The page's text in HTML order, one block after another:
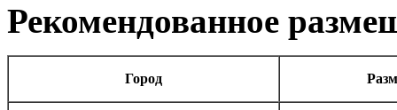
Рекомендованное
Город